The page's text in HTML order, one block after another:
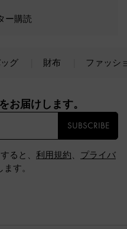
ー購読
グ 財布 ファッシ
お届けします。​
SUBSCRIBE
ると、 利用規約、 プライバ
す。